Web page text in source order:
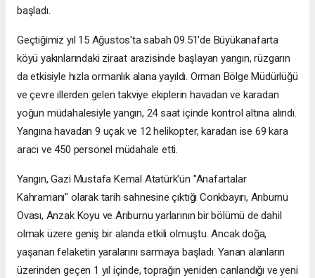
başladı.
Geçtiğimiz yıl 15 Ağustos'ta sabah 09.51'de Büyükanafarta
köyü yakınlarındaki ziraat arazisinde başlayan yangın, rüzgarın
da etkisiyle hızla ormanlık alana yayıldı. Orman Bölge Müdürlüğü
ve çevre illerden gelen takviye ekiplerin havadan ve karadan
yoğun müdahalesiyle yangın, 24 saat içinde kontrol altına alındı.
Yangına havadan 9 uçak ve 12 helikopter, karadan ise 69 kara
aracı ve 450 personel müdahale etti.
Yangın, Gazi Mustafa Kemal Atatürk'ün "Anafartalar
Kahramanı" olarak tarih sahnesine çıktığı Conkbayırı, Arıburnu
Ovası, Anzak Koyu ve Arıburnu yarlarının bir bölümü de dahil
olmak üzere geniş bir alanda etkili olmuştu. Ancak doğa,
yaşanan felaketin yaralarını sarmaya başladı. Yanan alanların
üzerinden geçen 1 yıl içinde, toprağın yeniden canlandığı ve yeni